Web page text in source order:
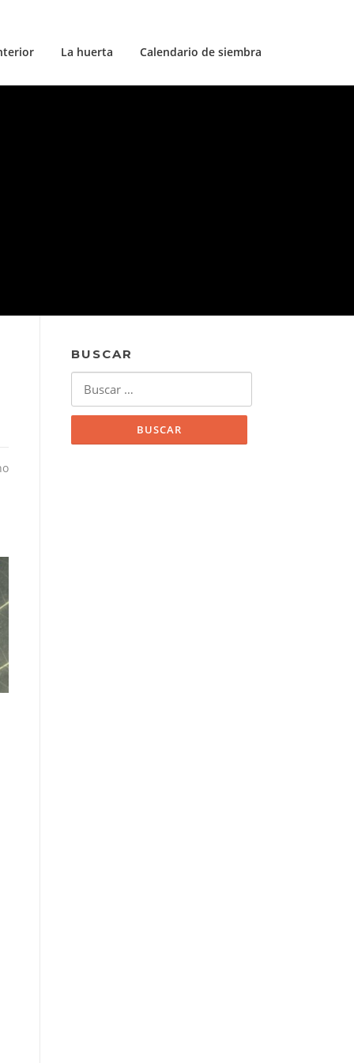
La huerta Calendario de siembra
BUSCAR